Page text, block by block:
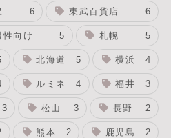
6 東武百貨店 6
性向け 5 札幌 5
北海道 5 横浜 4
ルミネ 4 福井 3
3 松山 3 長野 2
熊本 2 鹿児島 2